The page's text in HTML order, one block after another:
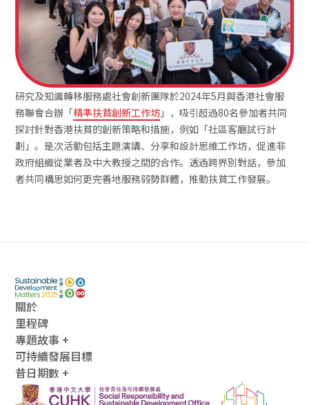
研究及知識轉移服務處社會創新團隊於2024年5月與香港社會服
務聯會合辦「精準扶貧創新工作坊 」，吸引超過80名參加者共同
探討針對香港扶貧的創新策略和措施，例如「社區客廳試行計
劃」。是次活動包括主題演講、分享和設計思維工作坊，促進非
政府組織從業者及中大教授之間的合作。透過跨界別對話，參加
者共同構思如何更完善地服務弱勢群體，推動扶貧工作發展。
關於
里程碑
專題故事 +
可持續發展目標
昔日期數 +